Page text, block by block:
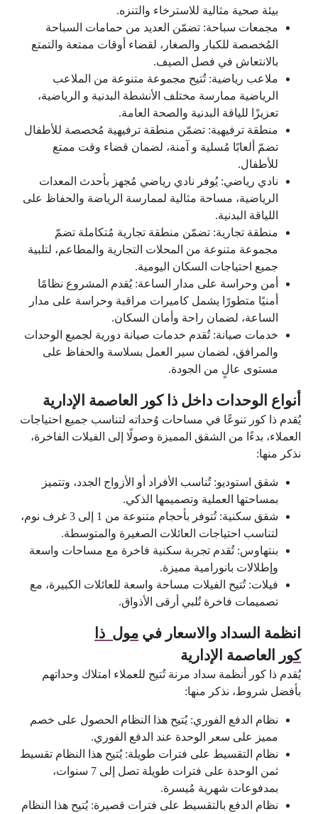
بيئة صحية مثالية للاسترخاء والتنزه.
مجمعات سباحة: تضمّن العديد من حمامات السباحة
المُخصصة للكبار والصغار، لقضاء أوقات ممتعة والتمتع
بالانتعاش في فصل الصيف.
ملاعب رياضية: تُتيح مجموعة متنوعة من الملاعب
الرياضية ممارسة مختلف الأنشطة البدنية و الرياضية،
تعزيزًا للياقة البدنية والصحة العامة.
منطقة ترفيهية: تضمّن منطقة ترفيهية مُخصصة للأطفال
تضمّ ألعابًا مُسلية و آمنة، لضمان قضاء وقت ممتع
للأطفال.
نادي رياضي: يُوفر نادي رياضي مُجهز بأحدث المعدات
الرياضية، مساحة مثالية لممارسة الرياضة والحفاظ على
اللياقة البدنية.
منطقة تجارية: تضمّن منطقة تجارية مُتكاملة تضمّ
مجموعة متنوعة من المحلات التجارية والمطاعم، لتلبية
جميع احتياجات السكان اليومية.
أمن وحراسة على مدار الساعة: يُقدم المشروع نظامًا
أمنيًا متطورًا يشمل كاميرات مراقبة وحراسة على مدار
الساعة، لضمان راحة وأمان السكان.
خدمات صيانة: تُقدم خدمات صيانة دورية لجميع الوحدات
والمرافق، لضمان سير العمل بسلاسة والحفاظ على
مستوى عالٍ من الجودة.
أنواع الوحدات داخل ذا كور العاصمة الإدارية
يُقدم ذا كور تنوعًا في مساحات وُحداته لتناسب جميع احتياجات
العملاء، بدءًا من الشقق المميزة وصولًا إلى الفيلات الفاخرة،
نذكر منها:
شقق استوديو: تُناسب الأفراد أو الأزواج الجدد، وتتميز
بمساحتها العملية وتصميمها الذكي.
شقق سكنية: تُتوفر بأحجام متنوعة من 1 إلى 3 غرف نوم،
لتناسب احتياجات العائلات الصغيرة والمتوسطة.
بنتهاوس: تُقدم تجربة سكنية فاخرة مع مساحات واسعة
وإطلالات بانورامية مميزة.
فيلات: تُتيح الفيلات مساحة واسعة للعائلات الكبيرة، مع
تصميمات فاخرة تُلبي أرقى الأذواق.
انظمة السداد والاسعار في مول ذا
كور العاصمة الإدارية
يُقدم ذا كور أنظمة سداد مرنة تُتيح للعملاء امتلاك وحداتهم
بأفضل شروط، نذكر منها:
نظام الدفع الفوري: يُتيح هذا النظام الحصول على خصم
مميز على سعر الوحدة عند الدفع الفوري.
نظام التقسيط على فترات طويلة: يُتيح هذا النظام تقسيط
ثمن الوحدة على فترات طويلة تصل إلى 7 سنوات،
بمدفوعات شهرية مُيسرة.
نظام الدفع بالتقسيط على فترات قصيرة: يُتيح هذا النظام